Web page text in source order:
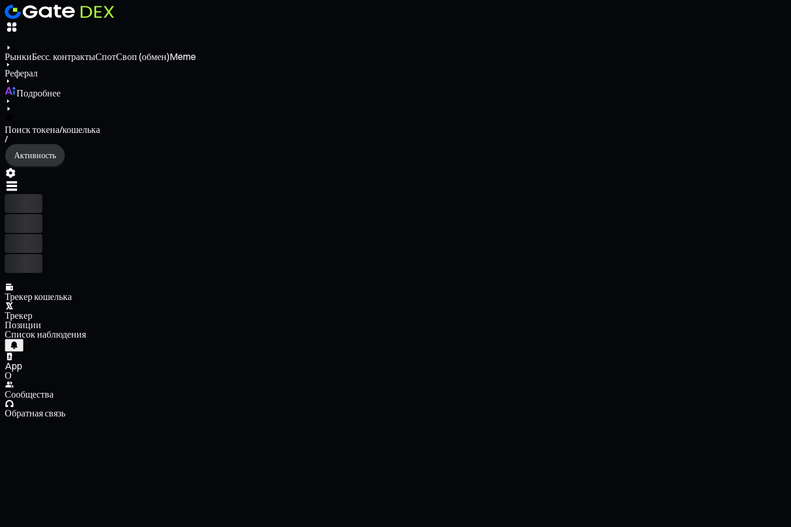
РынкиБесс. контрактыСпотСвоп (обмен)Meme
Реферал
Подробнее
Поиск токена/кошелька
/
Активность
Трекер кошелька
Трекер
Позиции
Список наблюдения
App
О
Сообщества
Обратная связь